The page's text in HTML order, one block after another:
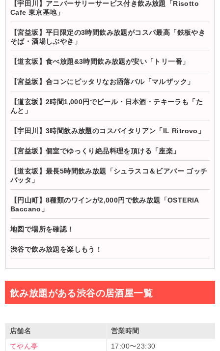
【宇田川】アニバーサリーサービス付き飲み放題「Risotto
Cafe 東京基地」
【宮益坂】平日限定の3時間飲み放題がコスパ最高「鉄板やき
そば・酒場しぶやき」
【道玄坂】食べ放題&3時間飲み放題が安い「トリ一番」
【宮益坂】合コンにピッタリなお洒落バル「マルザック」
【道玄坂】2時間1,000円でビール・日本酒・テキーラも「た
んと」
【宇田川】3時間飲み放題のコスパイタリアン「IL Ritrovo」
【宮益坂】個室でゆっくり絶品料理を頂ける「座楽」
【道玄坂】最長5時間飲み放題「シュラスコ＆ビアバー ゴッチ
バッタ」
【円山町】8種類のワインが2,000円で飲み放題「OSTERIA
Baccano」
地図で場所を確認！
渋谷で飲み放題を楽しもう！
飲み放題がある渋谷の居酒屋一覧
店舗名
営業時間
てやん亭
17:00〜23:30